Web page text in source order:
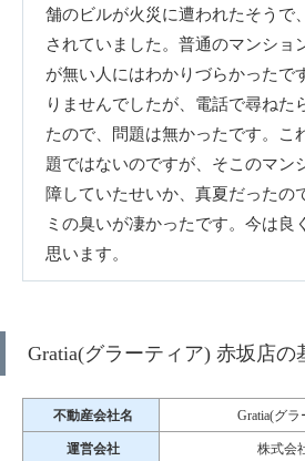
舗のビルが火災に遭われたそうで
されていました。普通のマンショ
が無い人にはわかりづらかったで
りませんでしたが、電話で尋ねた
たので、問題は無かったです。こ
題ではないのですが、そこのマン
障していたせいか、真夏だったの
ミの臭いが凄かったです。今は良
思います。
Gratia(グラーティア) 赤坂店の
不動産会社名 Gratia(グ
運営会社 株式会